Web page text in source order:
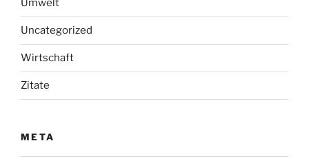
Umwelt
Uncategorized
Wirtschaft
Zitate
META